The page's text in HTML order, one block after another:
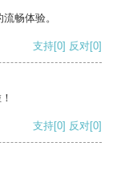
畅体验。
支持[0] 反对[0]
支持[0] 反对[0]